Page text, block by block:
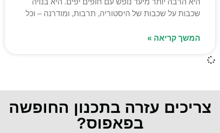
היא הרבה יותר מיעד נופש עם חופים יפים. היא בנויה
שכבות על שכבות של היסטוריה, תרבות, ומודרנה – וכל
המשך קריאה »
צריכים עזרה בתכנון החופשה
בפאפוס?